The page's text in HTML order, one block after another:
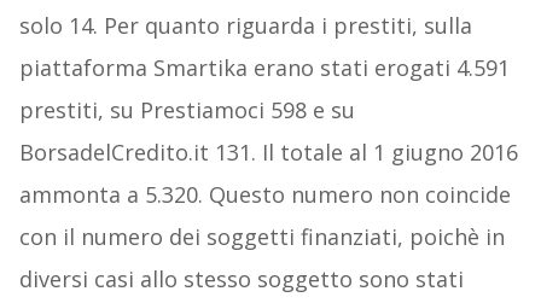
solo 14. Per quanto riguarda i prestiti, sulla
piattaforma Smartika erano stati erogati 4.591
prestiti, su Prestiamoci 598 e su
BorsadelCredito.it 131. Il totale al 1 giugno 2016
ammonta a 5.320. Questo numero non coincide
con il numero dei soggetti finanziati, poichè in
diversi casi allo stesso soggetto sono stati